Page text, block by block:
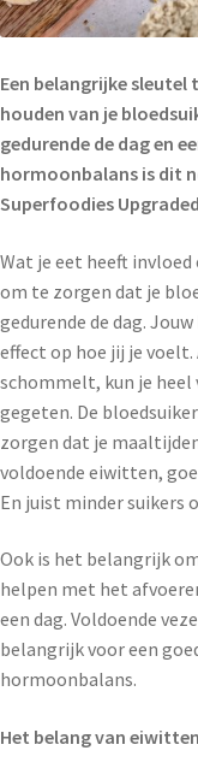
Een belangrijke
houden van je
gedurende de dag en
hormoonbalans is dit
Superfoodies
Wat je eet heeft
om te zorgen dat je
gedurende de dag.
effect op hoe jij je
schommelt, kun je
gegeten. De
zorgen dat je
voldoende eiwitten,
En juist minder suikers
Ook is het belangrijk
helpen met het
een dag. Voldoende
belangrijk voor een
hormoonbalans.
Het belang van eiwitten